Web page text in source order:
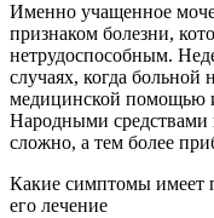
Именно учащенное
признаком болезни,
нетрудоспособным.
случаях, когда больной
медицинской помощью и
Народными средствами
сложно, а тем более
Какие симптомы имеет
его лечение